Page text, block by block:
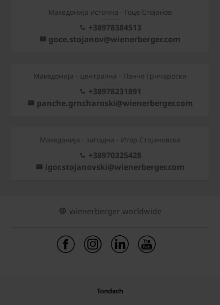
Македонија источна - Гоце Стојанов
+38978384513
goce.stojanov@wienerberger.com
Mакедонија - централна - Панче Грнчароски
+38978231891
panche.grncharoski@wienerberger.com
Mакедонија - западна - Игор Стојановски
+38970325428
igor.stojanovski@wienerberger.com
wienerberger worldwide